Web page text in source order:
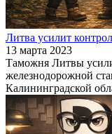
Литва усилит
13 марта 2023
Таможня Литвы
железнодорожной
Калининградской